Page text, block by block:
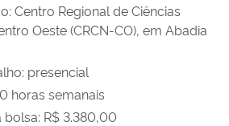
Centro Regional de Ciências
Oeste (CRCN-CO), em Abadia
presencial
horas semanais
R$ 3.380,00